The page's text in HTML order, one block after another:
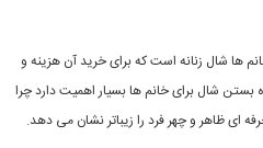
ها شال زنانه است که برای خرید آن هزینه و
شال برای خانم ها بسیار اهمیت دارد چرا
ای ظاهر و چهر فرد را زیباتر نشان می دهد.